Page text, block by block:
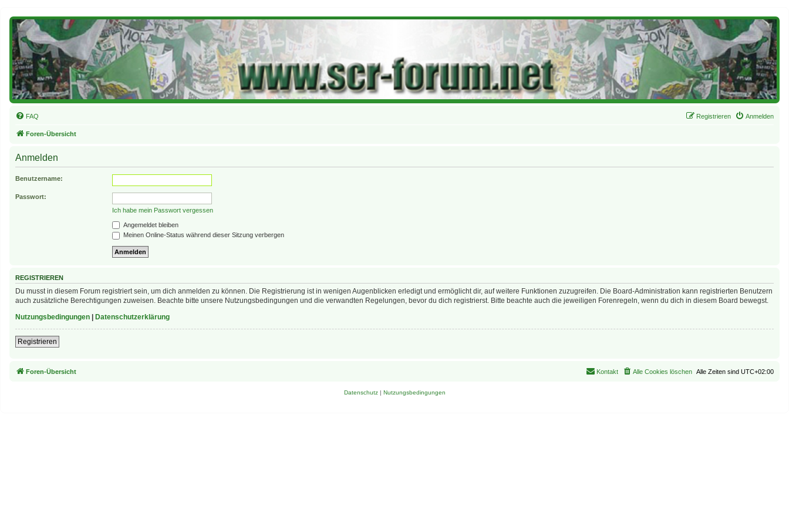
FAQ Anmelden
Registrieren
Foren-Übersicht
Anmelden
Benutzername:
Passwort:
Ich habe mein Passwort vergessen
Angemeldet bleiben
Meinen Online-Status während dieser Sitzung verbergen
REGISTRIEREN
Du musst in diesem Forum registriert sein, um dich anmelden zu können. Die Registrierung ist in wenigen Augenblicken erledigt und ermöglicht dir, auf weitere Funktionen zuzugreifen. Die Board-Administration kann registrierten Benutzern
auch zusätzliche Berechtigungen zuweisen. Beachte bitte unsere Nutzungsbedingungen und die verwandten Regelungen, bevor du dich registrierst. Bitte beachte auch die jeweiligen Forenregeln, wenn du dich in diesem Board bewegst.
Nutzungsbedingungen
Datenschutzerklärung
Registrieren
Foren-Übersicht Alle Zeiten sind UTC+02:00
Alle Cookies löschen
Kontakt
Datenschutz| Nutzungsbedingungen